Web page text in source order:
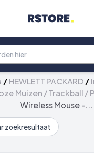
/HEWLETT PACKARD /
Muizen / Trackball /
Wireless Mouse -...
zoekresultaat